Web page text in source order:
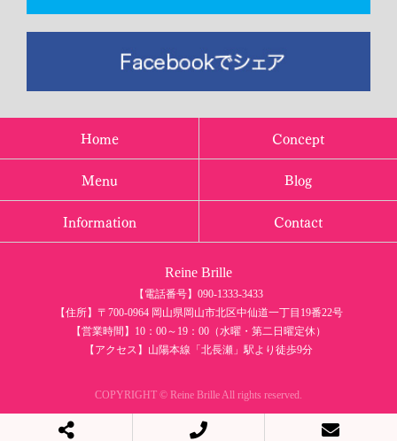
Home
Concept
Menu
Blog
Information
Contact
Reine Brille
【電話番号】090-1333-3433
【住所】〒700-0964 岡山県岡山市北区中仙道一丁目19番22号
【営業時間】10：00～19：00（水曜・第二日曜定休）
【アクセス】山陽本線「北長瀬」駅より徒歩9分
COPYRIGHT © Reine Brille All rights reserved.